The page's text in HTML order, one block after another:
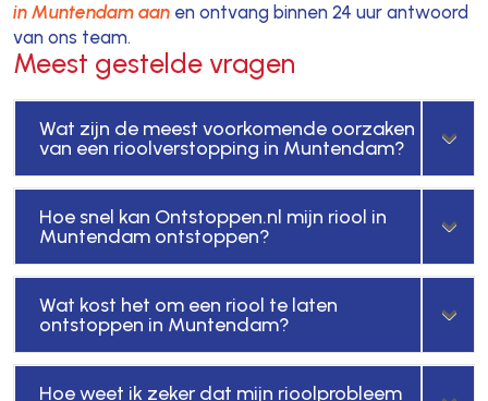
in Muntendam aanen ontvang binnen 24 uur antwoord
van ons team.
Meest gestelde vragen
Wat zijn de meest voorkomende oorzaken
van een rioolverstopping in Muntendam?
Hoe snel kan Ontstoppen.nl mijn riool in
Muntendam ontstoppen?
Wat kost het om een riool te laten
ontstoppen in Muntendam?
Hoe weet ik zeker dat mijn rioolprobleem